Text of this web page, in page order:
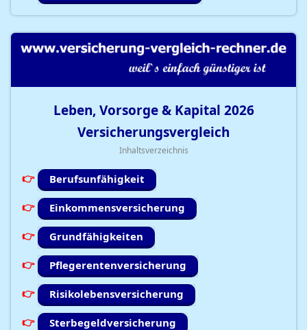
Leben, Vorsorge & Kapital 2026
Versicherungsvergleich
Inhaltsverzeichnis
Berufsunfähigkeit
Einkommensversicherung
Grundfähigkeiten
Pflegerentenversicherung
Risikolebensversicherung
Sterbegeldversicherung